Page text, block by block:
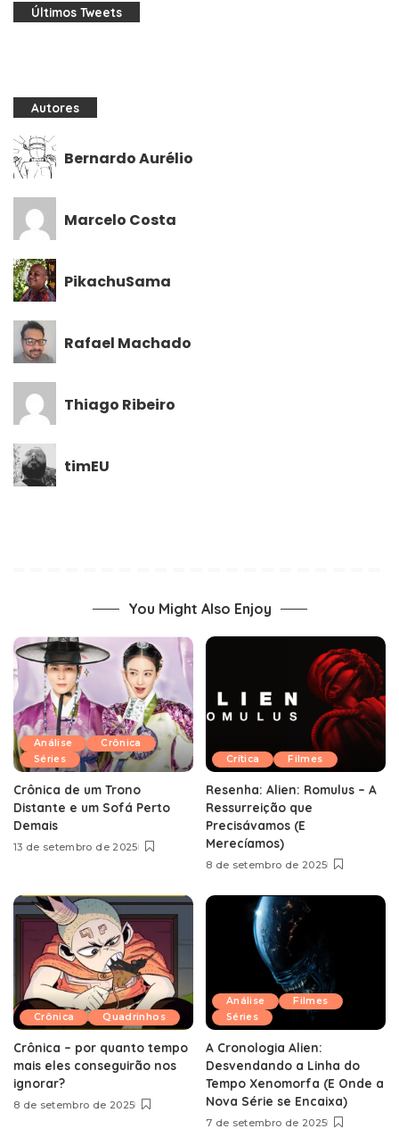
Últimos Tweets
Autores
Bernardo Aurélio
Marcelo Costa
PikachuSama
Rafael Machado
Thiago Ribeiro
timEU
You Might Also Enjoy
Análise
Crônica
Séries
Crônica de um Trono
Distante e um Sofá Perto
Demais
13 de setembro de 2025
Crítica Filmes
Resenha: Alien: Romulus – A
Ressurreição que
Precisávamos (E
Merecíamos)
8 de setembro de 2025
Crônica Quadrinhos
Crônica – por quanto tempo
mais eles conseguirão nos
ignorar?
8 de setembro de 2025
Análise
Filmes
Séries
A Cronologia Alien:
Desvendando a Linha do
Tempo Xenomorfa (E Onde a
Nova Série se Encaixa)
7 de setembro de 2025